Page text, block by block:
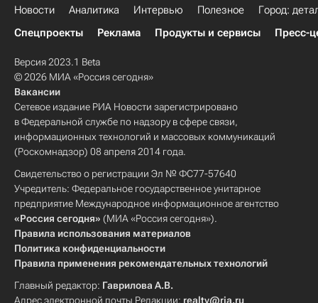
Новости Аналитика Интервью Полезное
Город:
Спецпроекты
Реклама Продукты и сервисы Пресс-
Версия 2023.1 Beta
© 2026 МИА «Россия сегодня»
Вакансии
Сетевое издание РИА Новости зарегистрировано
в Федеральной службе по надзору в сфере связи,
информационных технологий и массовых коммуникаций
(Роскомнадзор) 08 апреля 2014 года.
Свидетельство о регистрации Эл № ФС77-57640
Учредитель: Федеральное государственное унитарное
предприятие Международное информационное агентство
«Россия сегодня» (МИА «Россия сегодня»).
Правила использования материалов
Политика конфиденциальности
Правила применения рекомендательных технологий
Главный редактор: Гаврилова А.В.
Адрес электронной почты Редакции: realty@ria.ru